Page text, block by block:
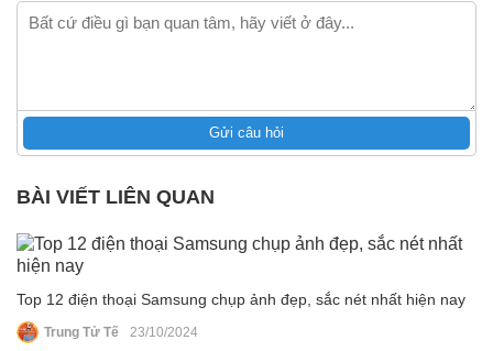
Gửi câu hỏi
BÀI VIẾT LIÊN QUAN
Top 12 điện thoại Samsung chụp ảnh đẹp, sắc nét nhất hiện nay
Trung Tử Tế 23/10/2024